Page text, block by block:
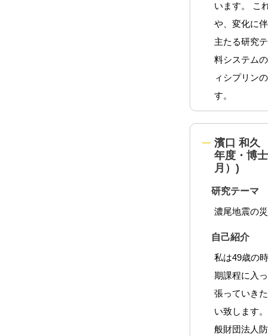
います。 こ
や、変化に
主たる研究
料システム
ィシプリン
す。
濱口 和久
年度・博
月）)
研究テーマ
濃尾地震の
自己紹介
私は49歳の
期課程に入
張っていき
い致します
般財団法人